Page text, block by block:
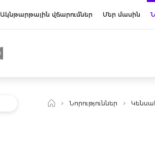
Ակնթարթային վճարումներ Մեր մասին
Նորություններ